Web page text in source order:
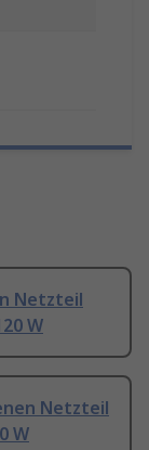
Netzteil
W
Netzteil
W